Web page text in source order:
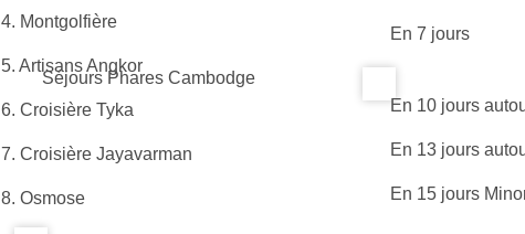
4. Montgolfière
5. Artisans Angkor
6. Croisière Tyka
7. Croisière Jayavarman
8. Osmose
En 7 jours
Séjours Phares Cambodge
En 10 jours
En 13 jours
En 15 jours